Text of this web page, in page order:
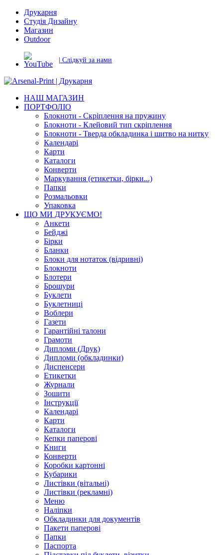
Друкарня
Студія Дизайну
Магазин
Outdoor
| Слідкуй за нами
НАШ МАГАЗИН
ПОРТФОЛІО
Блокноти - Скріплення на пружину
Блокноти - Клейовий тип скріплення
Блокноти - Тверда обкладинка і шитво на нитку
Календарі
Карти
Каталоги
Конверти
Маркування (етикетки, бірки...)
Папки
Розмальовки
Упаковка
ЩО МИ ДРУКУЄМО!
Анкети
Бейджі
Бірки
Бланки
Блоки для нотаток (відривні)
Блокноти
Блотери
Брошури
Буклети
Буклетниці
Воблери
Газети
Гарантійні талони
Грамоти
Дипломи (Друк)
Дипломи (обкладинки)
Диспенсери
Етикетки
Журнали
Зошити
Інструкції
Календарі
Карти
Каталоги
Кепки паперові
Книги
Конверти
Коробки картонні
Кубарики
Листівки (вітальні)
Листівки (рекламні)
Меню
Наліпки
Обкладинки для документів
Пакети паперові
Папки
Паспорта